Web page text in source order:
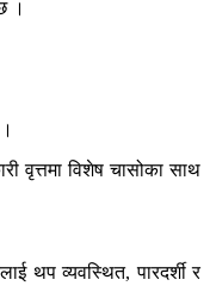
।
वृत्तमा विशेष चासोका साथ
थप व्यवस्थित, पारदर्शी र